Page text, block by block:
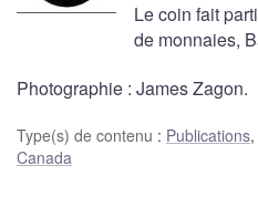
Le coin fait
de monnaies,
Photographie : James Zagon.
Type(s) de contenu : Publications,
Canada